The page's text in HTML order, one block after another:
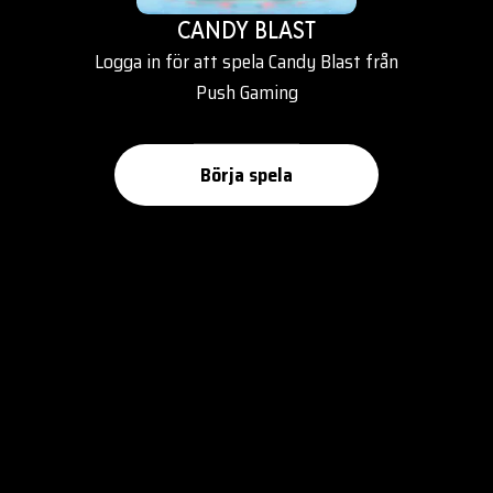
CANDY BLAST
Logga in för att spela Candy Blast från
Push Gaming
Börja spela